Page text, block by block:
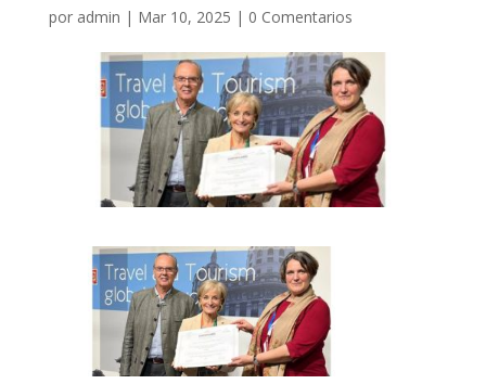
por admin | Mar 10, 2025 | 0 Comentarios